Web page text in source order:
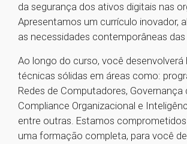
da segurança dos ativos digitais nas
Apresentamos um currículo inovador,
as necessidades contemporâneas
Ao longo do curso, você desenvolverá
técnicas sólidas em áreas como:
Redes de Computadores, Governança
Compliance Organizacional e
entre outras. Estamos
uma formação completa, para você